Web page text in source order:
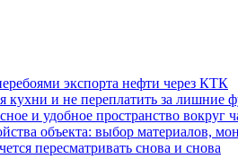
экспорта нефти через КТК
кухни и не переплатить за лишние
и удобное пространство вокруг
объекта: выбор материалов,
пересматривать снова и снова